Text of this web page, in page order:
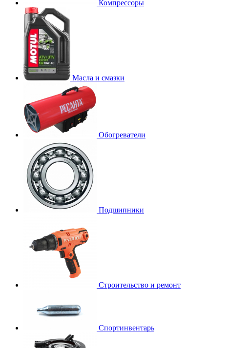
Компрессоры
Масла и смазки
Обогреватели
Подшипники
Строительство и ремонт
Спортинвентарь